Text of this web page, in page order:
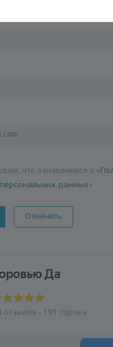
что ознакомился с «
данных»
Отменить